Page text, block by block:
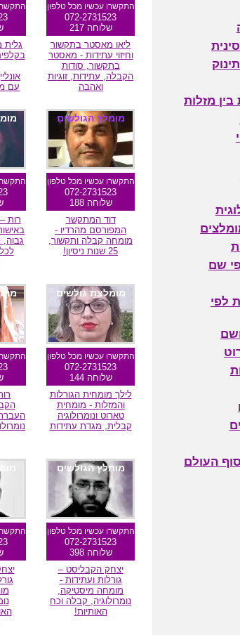
התקשרו עכשיו מכל טלפון
072-2731523
שלוחה 217
ליאו מאסטר בתקשור
וחיזוי עתידות - מאסטר
בתקשור, סודות
הקבלה, עתידות, זוגיות
ואהבה
גלית
עם
מומלץ הגולשים
התקשרו עכשיו מכל טלפון
072-2731523
שלוחה 188
דוד המתקשר
המפורסם מהרדיו -
מומחה קבלה ותקשור,
25 שנות ניסיון!
רות
גבוה,
מומלצת גולשים
התקשרו עכשיו מכל טלפון
072-2731523
שלוחה 144
לילך מומחית הגורלות
והמזלות - מומחית
טארוט ונומרולוגיה
קבלית, מגדת עתידות
מומלץ הגולשים
התקשרו עכשיו מכל טלפון
072-2731523
שלוחה 398
יצחק הקבליסט –
גורלות ועתידות -
מומחה מיסטיקה,
נומרולוגיה, קבלה וכח
האותיות!
מזלות
שם
לפי